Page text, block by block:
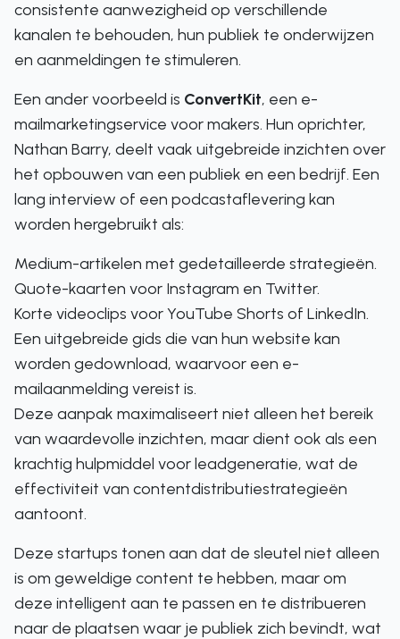
consistente aanwezigheid op verschillende
kanalen te behouden, hun publiek te onderwijzen
en aanmeldingen te stimuleren.
Een ander voorbeeld is ConvertKit, een e-
mailmarketingservice voor makers. Hun oprichter,
Nathan Barry, deelt vaak uitgebreide inzichten over
het opbouwen van een publiek en een bedrijf. Een
lang interview of een podcastaflevering kan
worden hergebruikt als:
Medium-artikelen met gedetailleerde strategieën.
Quote-kaarten voor Instagram en Twitter.
Korte videoclips voor YouTube Shorts of LinkedIn.
Een uitgebreide gids die van hun website kan
worden gedownload, waarvoor een e-
mailaanmelding vereist is.
Deze aanpak maximaliseert niet alleen het bereik
van waardevolle inzichten, maar dient ook als een
krachtig hulpmiddel voor leadgeneratie, wat de
effectiviteit van contentdistributiestrategieën
aantoont.
Deze startups tonen aan dat de sleutel niet alleen
is om geweldige content te hebben, maar om
deze intelligent aan te passen en te distribueren
naar de plaatsen waar je publiek zich bevindt, wat